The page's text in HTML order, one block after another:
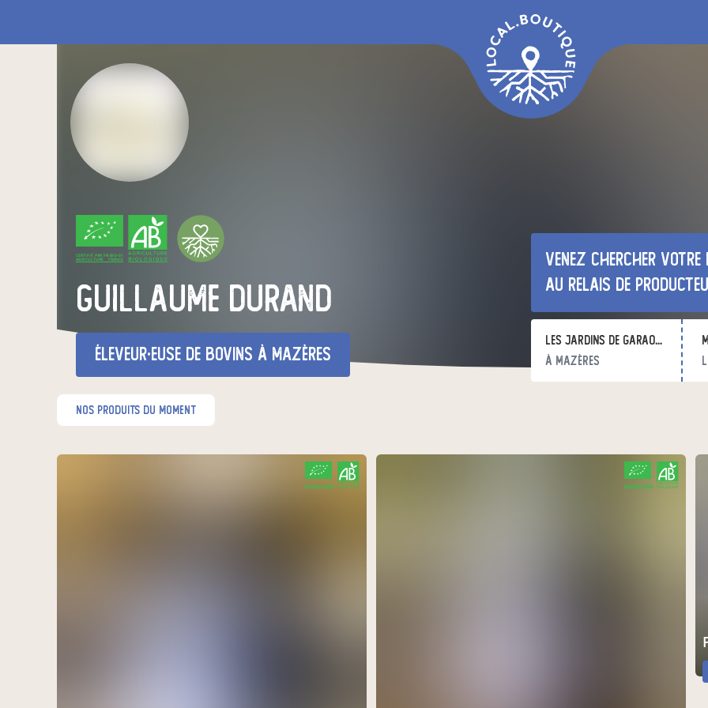
guillaume durand
CERTIFIÉ PAR FR-BIO-01
AGRICULTURE FRANCE
éleveur·euse de bovins à Mazères
Venez chercher votre
au relais de
Les Jardins de Garaoutou
à Mazères
nos produits du moment
CERTIFIÉ PAR FR-BIO-01
AGRICULTURE FRANCE CERTIFIÉ PAR FR-BIO-01
AGRICULTURE FRANCE